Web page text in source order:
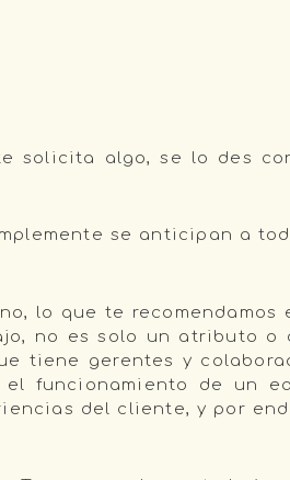
solicita algo, se lo des
se anticipan a
lo que te recomendamos
no es solo un atributo o
tiene gerentes y
el funcionamiento de un
del cliente, y por